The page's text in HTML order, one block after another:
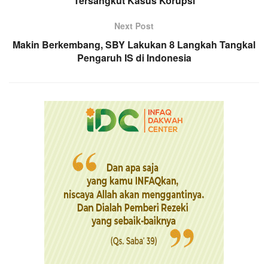
Next Post
Makin Berkembang, SBY Lakukan 8 Langkah Tangkal
Pengaruh IS di Indonesia